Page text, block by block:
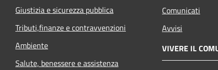
Giustizia e sicurezza pubblica
Tributi,finanze e contravvenzioni
Ambiente
Salute, benessere e assistenza
Comunicati
Avvisi
VIVERE IL